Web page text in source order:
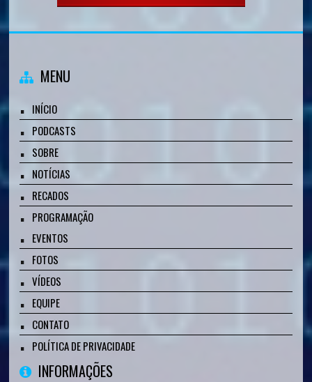
MENU
INÍCIO
PODCASTS
SOBRE
NOTÍCIAS
RECADOS
PROGRAMAÇÃO
EVENTOS
FOTOS
VÍDEOS
EQUIPE
CONTATO
POLÍTICA DE PRIVACIDADE
INFORMAÇÕES